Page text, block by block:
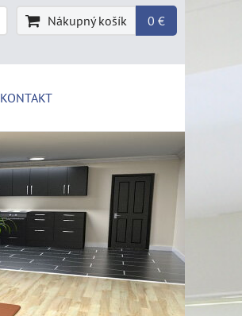
Nákupný košík 0 €
KONTAKT